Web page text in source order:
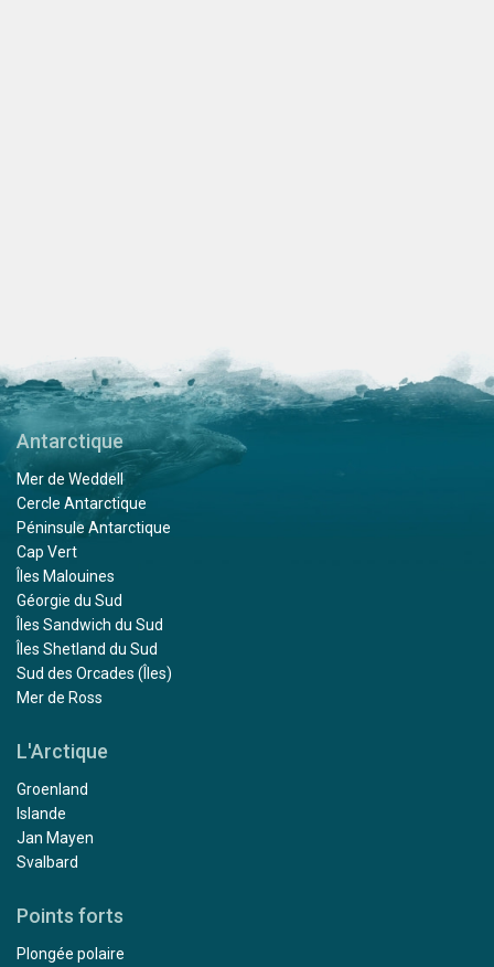
Antarctique
Mer de Weddell
Cercle Antarctique
Péninsule Antarctique
Cap Vert
Îles Malouines
Géorgie du Sud
Îles Sandwich du Sud
Îles Shetland du Sud
Sud des Orcades (Îles)
Mer de Ross
L'Arctique
Groenland
Islande
Jan Mayen
Svalbard
Points forts
Plongée polaire